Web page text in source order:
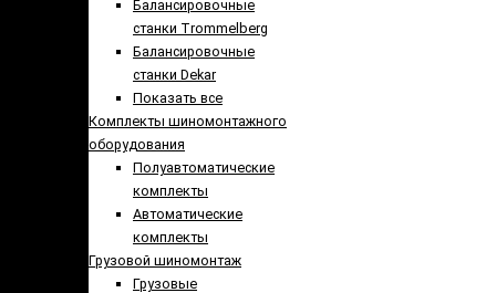
Балансировочные
станки Trommelberg
Балансировочные
станки Dekar
Показать все
Комплекты шиномонтажного
оборудования
Полуавтоматические
комплекты
Автоматические
комплекты
Грузовой шиномонтаж
Грузовые